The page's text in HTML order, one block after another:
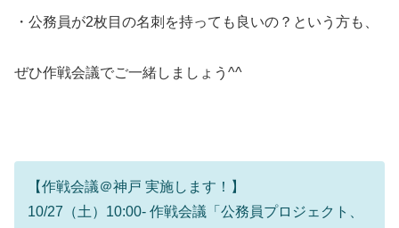
・公務員が2枚目の名刺を持っても良いの？という方も、
ぜひ作戦会議でご一緒しましょう^^
【作戦会議＠神戸 実施します！】
10/27（土）10:00- 作戦会議「公務員プロジェクト、